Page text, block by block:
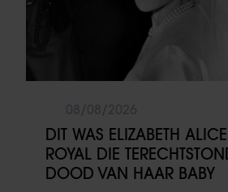
DIT WAS ELIZABETH
ROYAL DIE
DOOD VAN HAAR BABY